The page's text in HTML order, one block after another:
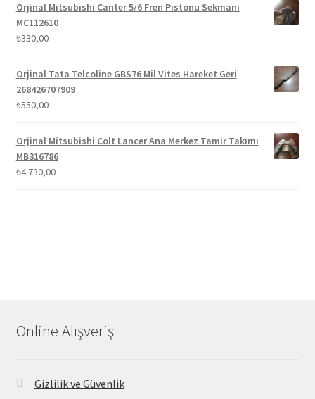
Orjinal Mitsubishi Canter 5/6 Fren Pistonu Sekmanı
MC112610
₺330,00
Orjinal Tata Telcoline GBS76 Mil Vites Hareket Geri
268426707909
₺550,00
Orjinal Mitsubishi Colt Lancer Ana Merkez Tamir Takımı
MB316786
₺4.730,00
Online Alışveriş
Gizlilik ve Güvenlik